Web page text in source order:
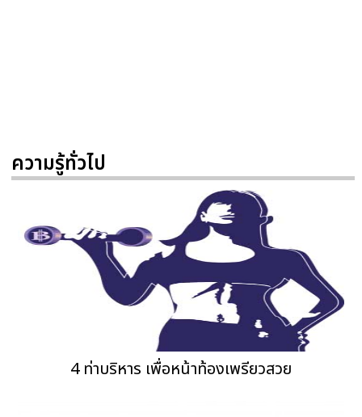
ความรู้ทั่วไป
4 ท่าบริหาร เพื่อหน้าท้องเพรียวสวย